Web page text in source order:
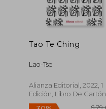
Tao Te Ching
Lao-Tse
Alianza Editorial, 2022, 1
Edición, Libro De Cartón,
Nuevo